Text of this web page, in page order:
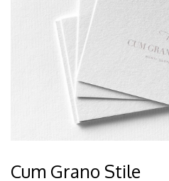
Cum Grano Stile